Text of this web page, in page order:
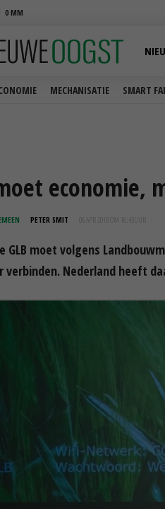
0 MM
MECHANISATIE SMART
economie,
PETER SMIT 06 APR 2018 OM 16:43
GLB moet volgens
verbinden. Nederland heeft